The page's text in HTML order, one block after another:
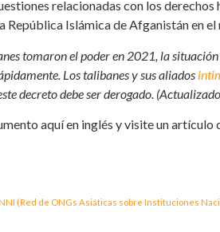
relacionadas con los
República Islámica de Afganistán en
tomaron el poder en 2021, la
Los talibanes y sus aliados
decreto debe ser derogado.
aquí en inglés y visite un